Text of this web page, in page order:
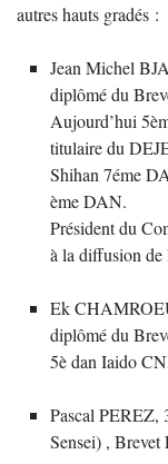
autres hauts gradés :
Jean Michel
diplômé du
Aujourd’hui
titulaire du
Shihan 7éme
ème DAN.
Président du
à la diffusion de
Ek
diplômé du
5è dan Iaido
Pascal PEREZ,
Sensei) , Brevet